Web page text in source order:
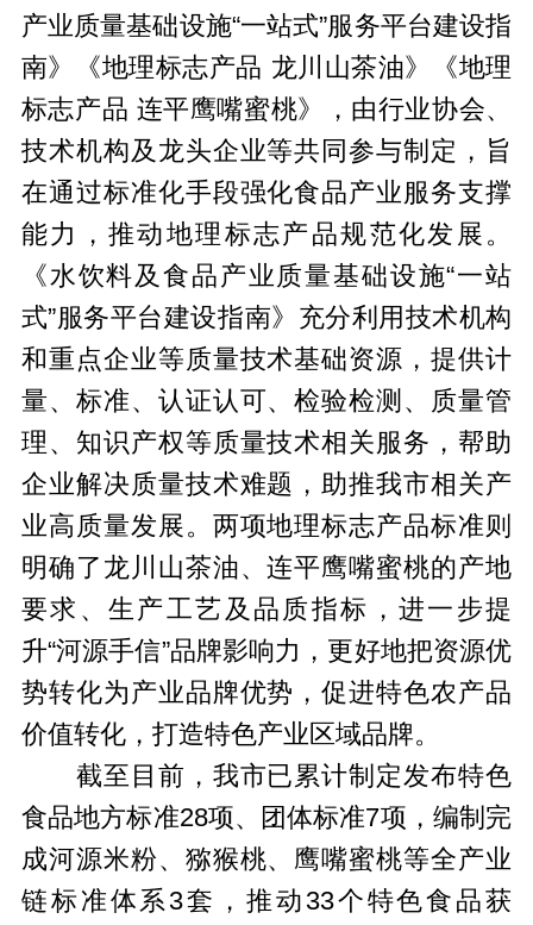
产业质量基础设施“一站式”服务平台建设指
南》《地理标志产品 龙川山茶油》《地理
标志产品 连平鹰嘴蜜桃》，由行业协会、
技术机构及龙头企业等共同参与制定，旨
在通过标准化手段强化食品产业服务支撑
能力，推动地理标志产品规范化发展。
《水饮料及食品产业质量基础设施“一站
式”服务平台建设指南》充分利用技术机构
和重点企业等质量技术基础资源，提供计
量、标准、认证认可、检验检测、质量管
理、知识产权等质量技术相关服务，帮助
企业解决质量技术难题，助推我市相关产
业高质量发展。两项地理标志产品标准则
明确了龙川山茶油、连平鹰嘴蜜桃的产地
要求、生产工艺及品质指标，进一步提
升“河源手信”品牌影响力，更好地把资源优
势转化为产业品牌优势，促进特色农产品
价值转化，打造特色产业区域品牌。
截至目前，我市已累计制定发布特色
食品地方标准28项、团体标准7项，编制完
成河源米粉、猕猴桃、鹰嘴蜜桃等全产业
链标准体系3套，推动33个特色食品获